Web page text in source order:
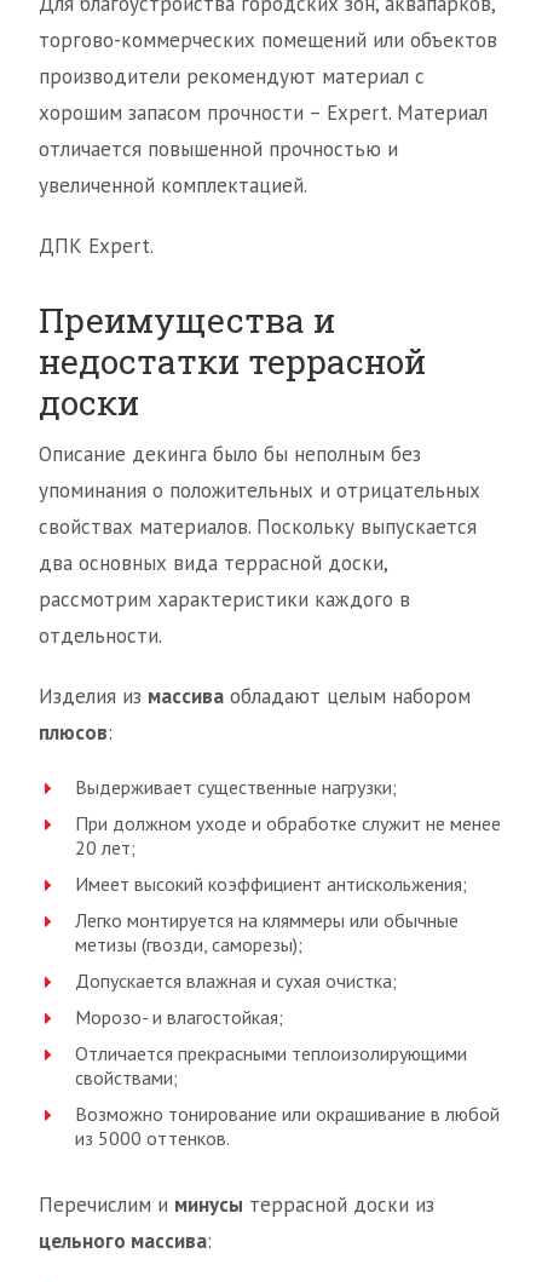
торгово-коммерческих помещений или объектов
производители рекомендуют материал с
хорошим запасом прочности – Expert. Материал
отличается повышенной прочностью и
увеличенной комплектацией.
ДПК Expert.
Преимущества и
недостатки террасной
доски
Описание декинга было бы неполным без
упоминания о положительных и отрицательных
свойствах материалов. Поскольку выпускается
два основных вида террасной доски,
рассмотрим характеристики каждого в
отдельности.
Изделия из массива обладают целым набором
плюсов:
Выдерживает существенные нагрузки;
При должном уходе и обработке служит не менее
20 лет;
Имеет высокий коэффициент антискольжения;
Легко монтируется на кляммеры или обычные
метизы (гвозди, саморезы);
Допускается влажная и сухая очистка;
Морозо- и влагостойкая;
Отличается прекрасными теплоизолирующими
свойствами;
Возможно тонирование или окрашивание в любой
из 5000 оттенков.
Перечислим и минусы террасной доски из
цельного массива: